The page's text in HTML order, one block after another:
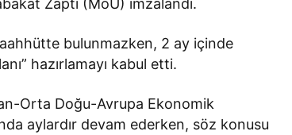
bulunmazken, 2 ay içinde
hazırlamayı kabul etti.
Orta Doğu-Avrupa Ekonomik
aylardır devam ederken, söz konusu